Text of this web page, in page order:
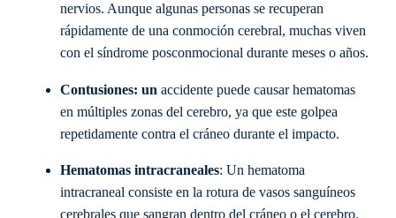
nervios. Aunque algunas personas se recuperan
rápidamente de una conmoción cerebral, muchas viven
con el síndrome posconmocional durante meses o años.
Contusiones: un accidente puede causar hematomas
en múltiples zonas del cerebro, ya que este golpea
repetidamente contra el cráneo durante el impacto.
Hematomas intracraneales: Un hematoma
intracraneal consiste en la rotura de vasos sanguíneos
cerebrales que sangran dentro del cráneo o el cerebro.